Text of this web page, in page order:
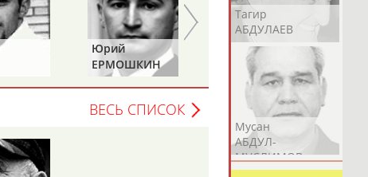
Герман
АБДУЛАЕВ
Рамазан
АБДУЛАЕВ
Тагир
АБДУЛАЕВ
АБДУЛЛИН
Мусан
АБДУЛ-
МУСЛИМОВ
Юрий
ЕРМОШКИН
Владимир
ГРИГОРЬЕВ
ВЕСЬ СПИСОК